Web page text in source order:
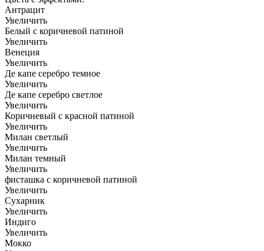
Антрацит
Увеличить
Белый с коричневой патиной
Увеличить
Венеция
Увеличить
Де капе серебро темное
Увеличить
Де капе серебро светлое
Увеличить
Коричневый с красной патиной
Увеличить
Милан светлый
Увеличить
Милан темный
Увеличить
фисташка с коричневой патиной
Увеличить
Сухарник
Увеличить
Индиго
Увеличить
Мокко